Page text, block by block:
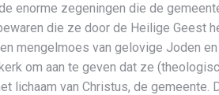
enorme zegeningen die de
die ze door de Heilige Geest
mengelmoes van gelovige Joden
om aan te geven dat ze
lichaam van Christus, de